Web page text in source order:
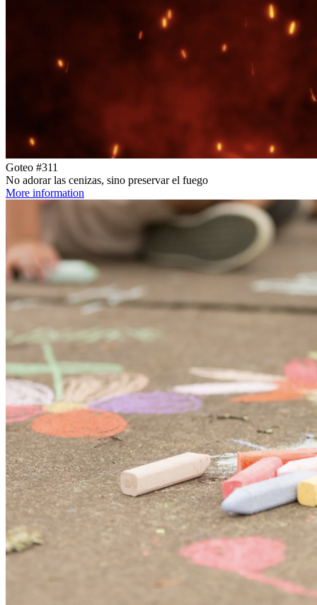
Goteo #311
No adorar las cenizas, sino preservar el fuego
More information